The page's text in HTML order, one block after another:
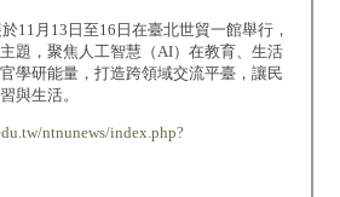
11月13日至16日在臺北世貿一館舉行，
題，聚焦人工智慧（AI）在教育、生活
學研能量，打造跨領域交流平臺，讓民
與生活。
ntnunews/index.php?